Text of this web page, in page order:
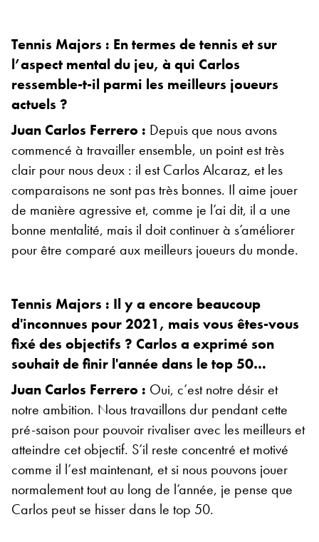
Tennis Majors : En termes de tennis et sur
l’aspect mental du jeu, à qui Carlos
ressemble-t-il parmi les meilleurs joueurs
actuels ?
Juan Carlos Ferrero : Depuis que nous avons
commencé à travailler ensemble, un point est très
clair pour nous deux : il est Carlos Alcaraz, et les
comparaisons ne sont pas très bonnes. Il aime jouer
de manière agressive et, comme je l’ai dit, il a une
bonne mentalité, mais il doit continuer à s’améliorer
pour être comparé aux meilleurs joueurs du monde.
Tennis Majors : Il y a encore beaucoup
d'inconnues pour 2021, mais vous êtes-vous
fixé des objectifs ? Carlos a exprimé son
souhait de finir l'année dans le top 50…
Juan Carlos Ferrero : Oui, c’est notre désir et
notre ambition. Nous travaillons dur pendant cette
pré-saison pour pouvoir rivaliser avec les meilleurs et
atteindre cet objectif. S’il reste concentré et motivé
comme il l’est maintenant, et si nous pouvons jouer
normalement tout au long de l’année, je pense que
Carlos peut se hisser dans le top 50.